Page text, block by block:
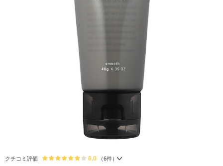
クチコミ評価 6.0 （6件）